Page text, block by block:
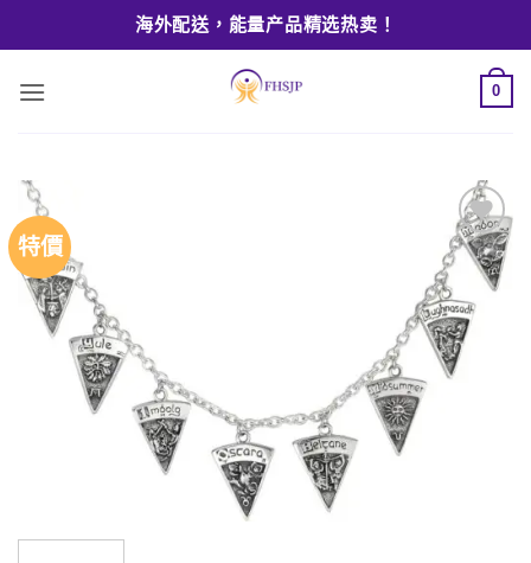
海外配送，能量产品精选热卖！
0
特價
Add to
wishlist